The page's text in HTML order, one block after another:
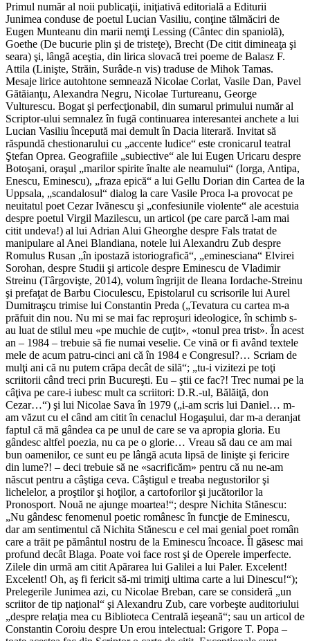
Primul număr al noii publicaţii, iniţiativă editorială a Editurii
Junimea conduse de poetul Lucian Vasiliu, conţine tălmăciri de
Eugen Munteanu din marii nemţi Lessing (Cântec din spaniolă),
Goethe (De bucurie plin şi de tristeţe), Brecht (De citit dimineaţa şi
seara) şi, lângă aceştia, din lirica slovacă trei poeme de Balasz F.
Attila (Linişte, Străin, Surâde-n vis) traduse de Mihok Tamas.
Mesaje lirice autohtone semnează Nicolae Corlat, Vasile Dan, Pavel
Gătăianţu, Alexandra Negru, Nicolae Turtureanu, George
Vulturescu. Bogat şi perfecţionabil, din sumarul primului număr al
Scriptor-ului semnalez în fugă continuarea interesantei anchete a lui
Lucian Vasiliu începută mai demult în Dacia literară. Invitat să
răspundă chestionarului cu „accente ludice“ este cronicarul teatral
Ştefan Oprea. Geografiile „subiective“ ale lui Eugen Uricaru despre
Botoşani, oraşul „marilor spirite înalte ale neamului“ (Iorga, Antipa,
Enescu, Eminescu), „fraza epică“ a lui Gellu Dorian din Cartea de la
Uppsala, „scandalosul“ dialog la care Vasile Proca l-a provocat pe
neuitatul poet Cezar Ivănescu şi „confesiunile violente“ ale acestuia
despre poetul Virgil Mazilescu, un articol (pe care parcă l-am mai
citit undeva!) al lui Adrian Alui Gheorghe despre Fals tratat de
manipulare al Anei Blandiana, notele lui Alexandru Zub despre
Romulus Rusan „în ipostază istoriografică“, „eminesciana“ Elvirei
Sorohan, despre Studii şi articole despre Eminescu de Vladimir
Streinu (Târgovişte, 2014), volum îngrijit de Ileana Iordache-Streinu
şi prefaţat de Barbu Cioculescu, Epistolarul cu scrisorile lui Aurel
Dumitraşcu trimise lui Constantin Preda („Tevatura cu cartea m-a
prăfuit din nou. Nu mi se mai fac reproşuri ideologice, în schimb s-
au luat de stilul meu «pe muchie de cuţit», «tonul prea trist». În acest
an – 1984 – trebuie să fie numai veselie. Ce vină or fi având textele
mele de acum patru-cinci ani că în 1984 e Congresul?… Scriam de
mulţi ani că nu putem crăpa decât de silă“; „tu-i vizitezi pe toţi
scriitorii când treci prin Bucureşti. Eu – ştii ce fac?! Trec numai pe la
câţiva pe care-i iubesc mult ca scriitori: D.R.-ul, Bălăiţă, don
Cezar…“) şi lui Nicolae Sava în 1979 („i-am scris lui Daniel… m-
am văzut cu el când am citit în cenaclul Hogaşului, dar m-a deranjat
faptul că mă gândea ca pe unul de care se va apropia gloria. Eu
gândesc altfel poezia, nu ca pe o glorie… Vreau să dau ce am mai
bun oamenilor, ce sunt eu pe lângă acuta lipsă de linişte şi fericire
din lume?! – deci trebuie să ne «sacrificăm» pentru că nu ne-am
născut pentru a câştiga ceva. Câştigul e treaba negustorilor şi
lichelelor, a proştilor şi hoţilor, a cartoforilor şi jucătorilor la
Pronosport. Nouă ne ajunge moartea!“; despre Nichita Stănescu:
„Nu gândesc fenomenul poetic românesc în funcţie de Eminescu,
dar am sentimentul că Nichita Stănescu e cel mai genial poet român
care a trăit pe pământul nostru de la Eminescu încoace. Îl găsesc mai
profund decât Blaga. Poate voi face rost şi de Operele imperfecte.
Zilele din urmă am citit Apărarea lui Galilei a lui Paler. Excelent!
Excelent! Oh, aş fi fericit să-mi trimiţi ultima carte a lui Dinescu!“);
Prelegerile Junimea azi, cu Nicolae Breban, care se consideră „un
scriitor de tip naţional“ şi Alexandru Zub, care vorbeşte auditoriului
„despre relaţia mea cu Biblioteca Centrală ieşeană“; sau un articol de
Constantin Coroiu despre Un erou intelectual: Grigore T. Popa –